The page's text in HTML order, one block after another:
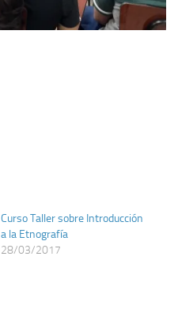
Curso Taller sobre Introducción
a la Etnografía
28/03/2017